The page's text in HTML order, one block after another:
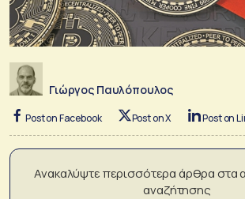
Γιώργος Παυλόπουλος
Post on Facebook Post on X Post on
Ανακαλύψτε περισσότερα άρθρα στα
αναζήτησης